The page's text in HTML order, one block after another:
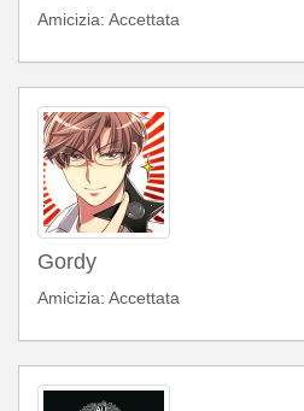
Amicizia: Accettata
Gordy
Amicizia: Accettata